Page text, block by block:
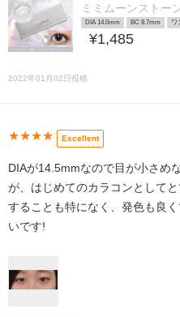
ミミムーンストー
DIA 14.0mm BC 8.7mm ワ
¥1,485
2022年01月02日投稿
★★★★ Excellent
DIAが14.5mmなので目が小さめ
が、はじめてのカラコンとして
することも特になく、発色も良
いです!